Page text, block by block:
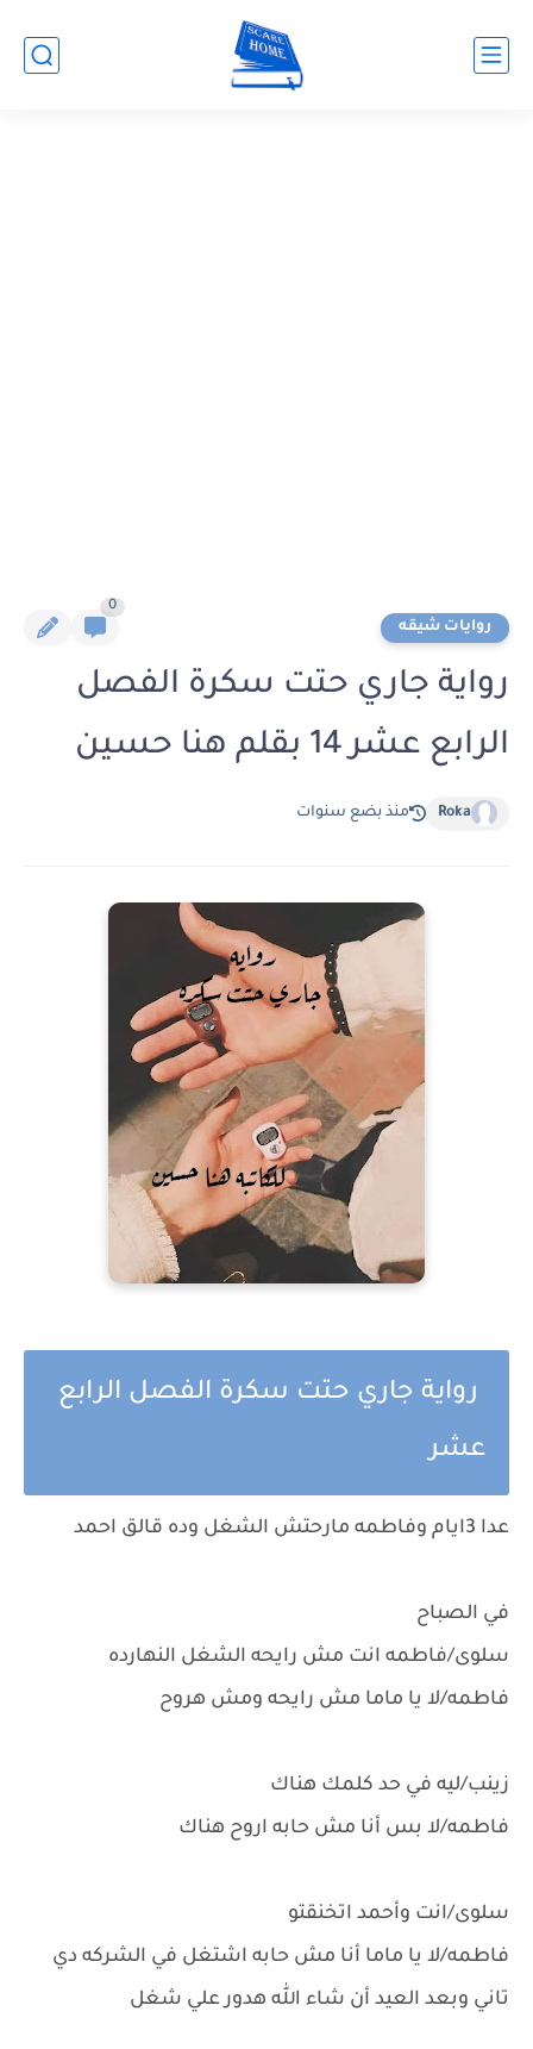
روايات شيقه
0
رواية جاري حتت سكرة الفصل
الرابع عشر 14 بقلم هنا حسين
Roka منذ بضع سنوات
رواية جاري حتت سكرة الفصل الرابع
عشر
عدا 3ايام وفاطمه مارحتش الشغل وده قالق احمد
في الصباح
سلوى/فاطمه انت مش رايحه الشغل النهارده
فاطمه/لا يا ماما مش رايحه ومش هروح
زينب/ليه في حد كلمك هناك
فاطمه/لا بس أنا مش حابه اروح هناك
سلوى/انت وأحمد اتخنقتو
فاطمه/لا يا ماما أنا مش حابه اشتغل في الشركه دي
تاني وبعد العيد أن شاء الله هدور علي شغل